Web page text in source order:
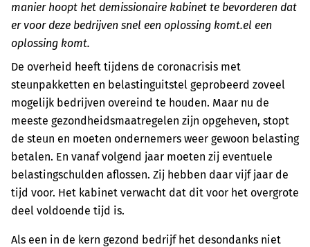
manier hoopt het demissionaire kabinet te bevorderen dat
er voor deze bedrijven snel een oplossing komt.el een
oplossing komt.
De overheid heeft tijdens de coronacrisis met
steunpakketten en belastinguitstel geprobeerd zoveel
mogelijk bedrijven overeind te houden. Maar nu de
meeste gezondheidsmaatregelen zijn opgeheven, stopt
de steun en moeten ondernemers weer gewoon belasting
betalen. En vanaf volgend jaar moeten zij eventuele
belastingschulden aflossen. Zij hebben daar vijf jaar de
tijd voor. Het kabinet verwacht dat dit voor het overgrote
deel voldoende tijd is.
Als een in de kern gezond bedrijf het desondanks niet